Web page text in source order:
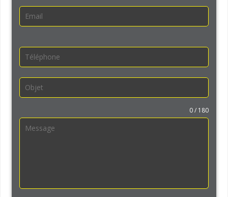
0 / 180